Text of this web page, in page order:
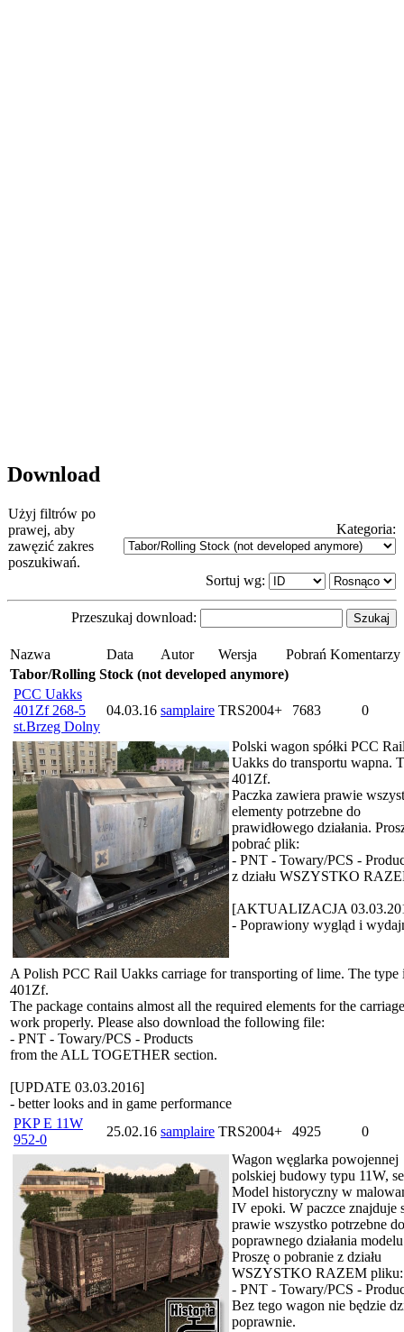
Download
Użyj filtrów po
prawej, aby
zawęzić zakres
poszukiwań.
Kategoria:
Sortuj wg:
Przeszukaj download:
Nazwa Data Autor Wersja Pobrań Komentarzy
Tabor/Rolling Stock (not developed anymore)
PCC Uakks
401Zf 268-5
st.Brzeg Dolny
04.03.16 samplaire TRS2004+ 7683 0
Polski wagon spółki PCC
Uakks do transportu wapna.
401Zf.
Paczka zawiera prawie
elementy potrzebne do
prawidłowego działania.
pobrać plik:
- PNT - Towary/PCS -
z działu WSZYSTKO
[AKTUALIZACJA
- Poprawiony wygląd i
A Polish PCC Rail Uakks carriage for transporting of lime. The type
401Zf.
The package contains almost all the required elements for the
work properly. Please also download the following file:
- PNT - Towary/PCS - Products
from the ALL TOGETHER section.
[UPDATE 03.03.2016]
- better looks and in game performance
PKP E 11W
952-0
25.02.16 samplaire TRS2004+ 4925
0
Wagon węglarka powojennej
polskiej budowy typu 11W,
Model historyczny w
IV epoki. W paczce znajduje
prawie wszystko potrzebne do
poprawnego działania
Proszę o pobranie z działu
WSZYSTKO RAZEM pliku:
- PNT - Towary/PCS -
Bez tego wagon nie będzie
poprawnie.